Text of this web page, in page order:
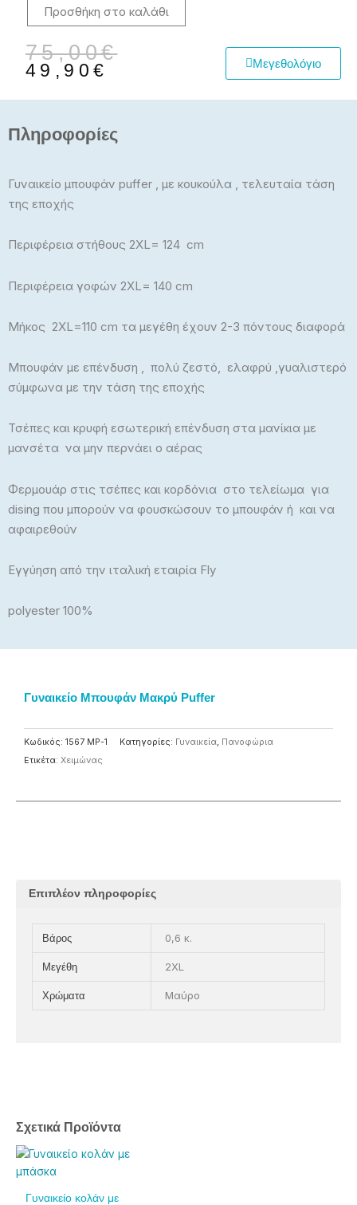
Προσθήκη στο καλάθι
75,00€
Original
price
was:
75,00€.
49,90 €
Η
τρέχουσα
τιμή
είναι:
49,90€.
Μεγεθολόγιο
Πληροφορίες
Γυναικείο μπουφάν puffer , με κουκούλα , τελευταία τάση
της εποχής
Περιφέρεια στήθους 2XL= 124 cm
Περιφέρεια γοφών 2XL= 140 cm
Μήκος 2XL=110 cm τα μεγέθη έχουν 2-3 πόντους διαφορά
Μπουφάν με επένδυση , πολύ ζεστό, ελαφρύ ,γυαλιστερό
σύμφωνα με την τάση της εποχής
Τσέπες και κρυφή εσωτερική επένδυση στα μανίκια με
μανσέτα να μην περνάει ο αέρας
Φερμουάρ στις τσέπες και κορδόνια στο τελείωμα για
dising που μπορούν να φουσκώσουν το μπουφάν ή και να
αφαιρεθούν
Εγγύηση από την ιταλική εταιρία Fly
polyester 100%
Σχετικά Προϊόντα
Γυναικείο κολάν με
Αυτό
το
Γυναικείο Μπουφάν Μακρύ Puffer
Κωδικός: 1567 MP-1 Κατηγορίες: Γυναικεία, Πανοφώρια
Ετικέτα: Χειμώνας
Επιπλέον πληροφορίες
Βάρος 0,6 κ.
Μεγέθη 2XL
Χρώματα Μαύρο